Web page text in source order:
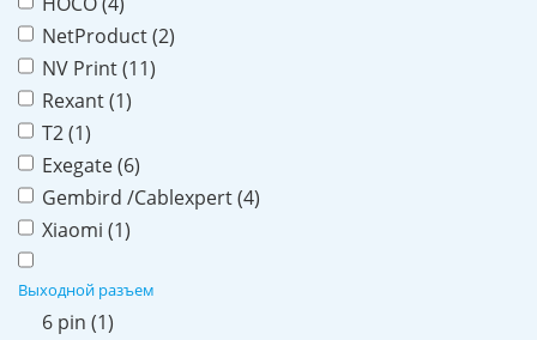
NetProduct (2)
NV Print (11)
Rexant (1)
T2 (1)
Exegate (6)
Gembird /Cablexpert (4)
Xiaomi (1)
Выходной разъем
6 pin (1)